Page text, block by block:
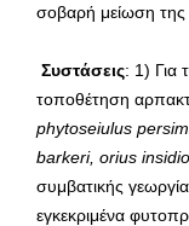
σοβαρή μείωση της
Συστάσεις: 1) Για
τοποθέτηση
phytoseiulus
barkeri, orius
συμβατικής
εγκεκριμένα